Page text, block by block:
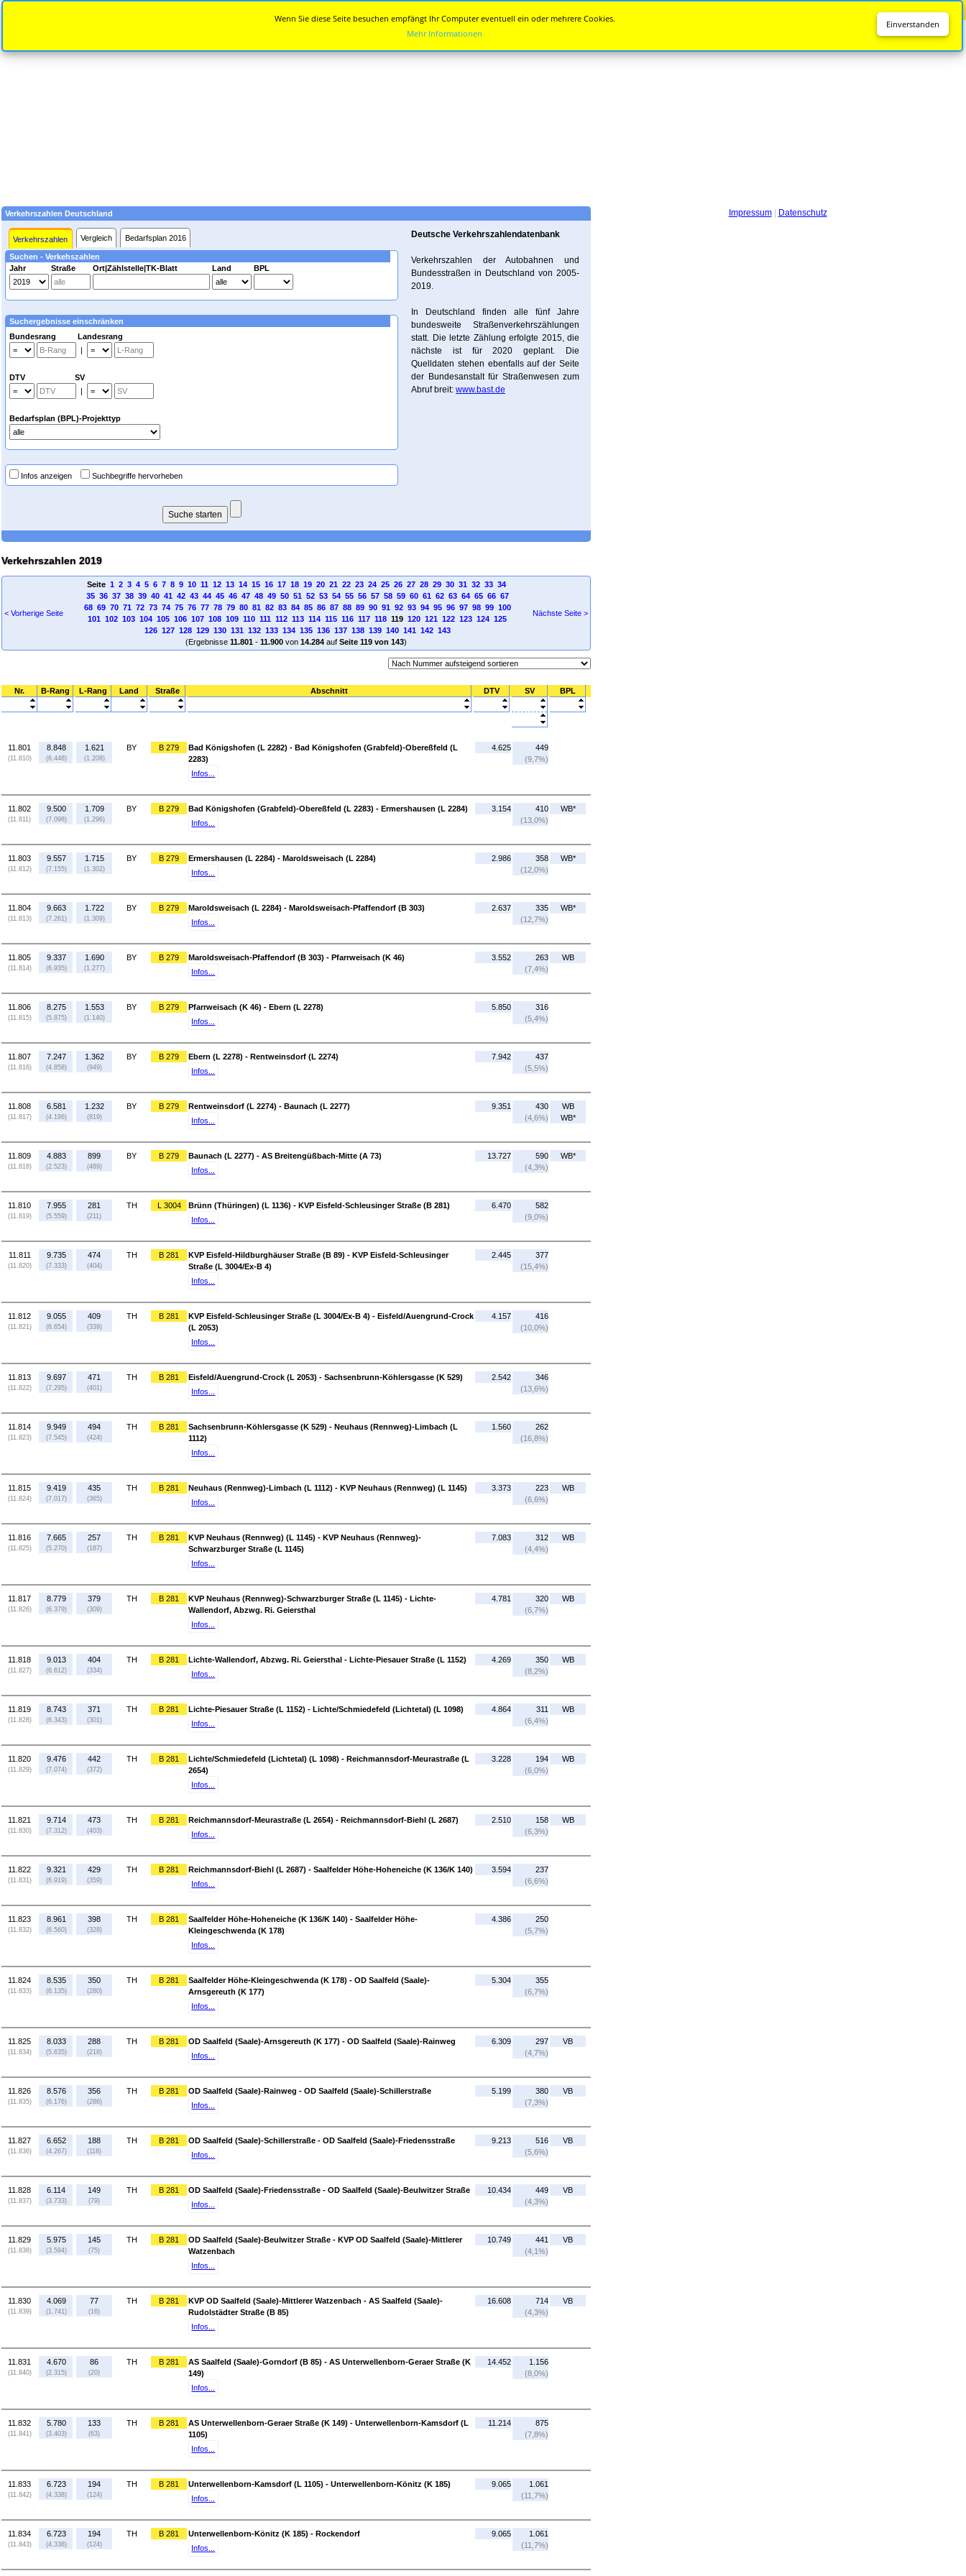
Verkehrszahlen Deutschland
Verkehrszahlen Vergleich Bedarfsplan 2016
Suchen - Verkehszahlen
Jahr
Straße Ort|Zählstelle|TK-Blatt Land BPL
Suchergebnisse einschränken
Bundesrang Landesrang
|
DTV SV
|
Bedarfsplan (BPL)-Projekttyp
Infos anzeigen Suchbegriffe hervorheben
Deutsche Verkehrszahlendatenbank
Verkehrszahlen der Autobahnen und
Bundesstraßen in Deutschland von 2005-
2019.
In Deutschland finden alle fünf Jahre
bundesweite Straßenverkehrszählungen
statt. Die letzte Zählung erfolgte 2015, die
nächste ist für 2020 geplant. Die
Quelldaten stehen ebenfalls auf der Seite
der Bundesanstalt für Straßenwesen zum
Abruf breit: www.bast.de
Verkehrszahlen 2019
< Vorherige Seite
Seite 1 2 3 4 5 6 7 8 9 10 11 12 13 14 15 16 17 18 19 20 21 22 23 24 25 26 27 28 29 30 31 32 33 34
35 36 37 38 39 40 41 42 43 44 45 46 47 48 49 50 51 52 53 54 55 56 57 58 59 60 61 62 63 64 65 66 67
68 69 70 71 72 73 74 75 76 77 78 79 80 81 82 83 84 85 86 87 88 89 90 91 92 93 94 95 96 97 98 99 100
101 102 103 104 105 106 107 108 109 110 111 112 113 114 115 116 117 118 119 120 121 122 123 124 125
126 127 128 129 130 131 132 133 134 135 136 137 138 139 140 141 142 143
(Ergebnisse 11.801 - 11.900 von 14.284 auf Seite 119 von 143)
Nächste Seite >
Nr. B-Rang L-Rang Land Straße Abschnitt DTV SV BPL
11.801
(11.810)
8.848
(6.448)
1.621
(1.208)
BY B 279
Bad Königshofen (L 2282) - Bad Königshofen (Grabfeld)-Obereßfeld (L
2283)
Infos...
4.625
449
(9,7%)
11.802
(11.811)
9.500
(7.098)
1.709
(1.296)
BY B 279
Bad Königshofen (Grabfeld)-Obereßfeld (L 2283) - Ermershausen (L 2284)
Infos...
3.154
410
(13,0%)
WB*
11.803
(11.812)
9.557
(7.155)
1.715
(1.302)
BY B 279
Ermershausen (L 2284) - Maroldsweisach (L 2284)
Infos...
2.986
358
(12,0%)
WB*
11.804
(11.813)
9.663
(7.261)
1.722
(1.309)
BY B 279
Maroldsweisach (L 2284) - Maroldsweisach-Pfaffendorf (B 303)
Infos...
2.637
335
(12,7%)
WB*
11.805
(11.814)
9.337
(6.935)
1.690
(1.277)
BY B 279
Maroldsweisach-Pfaffendorf (B 303) - Pfarrweisach (K 46)
Infos...
3.552
263
(7,4%)
WB
11.806
(11.815)
8.275
(5.875)
1.553
(1.140)
BY B 279
Pfarrweisach (K 46) - Ebern (L 2278)
Infos...
5.850
316
(5,4%)
11.807
(11.816)
7.247
(4.858)
1.362
(949)
BY B 279
Ebern (L 2278) - Rentweinsdorf (L 2274)
Infos...
7.942
437
(5,5%)
11.808
(11.817)
6.581
(4.196)
1.232
(819)
BY B 279
Rentweinsdorf (L 2274) - Baunach (L 2277)
Infos...
9.351
430
(4,6%)
WB
WB*
11.809
(11.818)
4.883
(2.523)
899
(489)
BY B 279
Baunach (L 2277) - AS Breitengüßbach-Mitte (A 73)
Infos...
13.727
590
(4,3%)
WB*
11.810
(11.819)
7.955
(5.559)
281
(211)
TH L 3004
Brünn (Thüringen) (L 1136) - KVP Eisfeld-Schleusinger Straße (B 281)
Infos...
6.470
582
(9,0%)
11.811
(11.820)
9.735
(7.333)
474
(404)
TH B 281
KVP Eisfeld-Hildburghäuser Straße (B 89) - KVP Eisfeld-Schleusinger
Straße (L 3004/Ex-B 4)
Infos...
2.445
377
(15,4%)
11.812
(11.821)
9.055
(6.654)
409
(339)
TH B 281
KVP Eisfeld-Schleusinger Straße (L 3004/Ex-B 4) - Eisfeld/Auengrund-Crock
(L 2053)
Infos...
4.157
416
(10,0%)
11.813
(11.822)
9.697
(7.295)
471
(401)
TH B 281
Eisfeld/Auengrund-Crock (L 2053) - Sachsenbrunn-Köhlersgasse (K 529)
Infos...
2.542
346
(13,6%)
11.814
(11.823)
9.949
(7.545)
494
(424)
TH B 281
Sachsenbrunn-Köhlersgasse (K 529) - Neuhaus (Rennweg)-Limbach (L
1112)
Infos...
1.560
262
(16,8%)
11.815
(11.824)
9.419
(7.017)
435
(365)
TH B 281
Neuhaus (Rennweg)-Limbach (L 1112) - KVP Neuhaus (Rennweg) (L 1145)
Infos...
3.373
223
(6,6%)
WB
11.816
(11.825)
7.665
(5.270)
257
(187)
TH B 281
KVP Neuhaus (Rennweg) (L 1145) - KVP Neuhaus (Rennweg)-
Schwarzburger Straße (L 1145)
Infos...
7.083
312
(4,4%)
WB
11.817
(11.826)
8.779
(6.379)
379
(309)
TH B 281
KVP Neuhaus (Rennweg)-Schwarzburger Straße (L 1145) - Lichte-
Wallendorf, Abzwg. Ri. Geiersthal
Infos...
4.781
320
(6,7%)
WB
11.818
(11.827)
9.013
(6.612)
404
(334)
TH B 281
Lichte-Wallendorf, Abzwg. Ri. Geiersthal - Lichte-Piesauer Straße (L 1152)
Infos...
4.269
350
(8,2%)
WB
11.819
(11.828)
8.743
(6.343)
371
(301)
TH B 281
Lichte-Piesauer Straße (L 1152) - Lichte/Schmiedefeld (Lichtetal) (L 1098)
Infos...
4.864
311
(6,4%)
WB
11.820
(11.829)
9.476
(7.074)
442
(372)
TH B 281
Lichte/Schmiedefeld (Lichtetal) (L 1098) - Reichmannsdorf-Meurastraße (L
2654)
Infos...
3.228
194
(6,0%)
WB
11.821
(11.830)
9.714
(7.312)
473
(403)
TH B 281
Reichmannsdorf-Meurastraße (L 2654) - Reichmannsdorf-Biehl (L 2687)
Infos...
2.510
158
(6,3%)
WB
11.822
(11.831)
9.321
(6.919)
429
(359)
TH B 281
Reichmannsdorf-Biehl (L 2687) - Saalfelder Höhe-Hoheneiche (K 136/K 140)
Infos...
3.594
237
(6,6%)
11.823
(11.832)
8.961
(6.560)
398
(328)
TH B 281
Saalfelder Höhe-Hoheneiche (K 136/K 140) - Saalfelder Höhe-
Kleingeschwenda (K 178)
Infos...
4.386
250
(5,7%)
11.824
(11.833)
8.535
(6.135)
350
(280)
TH B 281
Saalfelder Höhe-Kleingeschwenda (K 178) - OD Saalfeld (Saale)-
Arnsgereuth (K 177)
Infos...
5.304
355
(6,7%)
11.825
(11.834)
8.033
(5.635)
288
(218)
TH B 281
OD Saalfeld (Saale)-Arnsgereuth (K 177) - OD Saalfeld (Saale)-Rainweg
Infos...
6.309
297
(4,7%)
VB
11.826
(11.835)
8.576
(6.176)
356
(286)
TH B 281
OD Saalfeld (Saale)-Rainweg - OD Saalfeld (Saale)-Schillerstraße
Infos...
5.199
380
(7,3%)
VB
11.827
(11.836)
6.652
(4.267)
188
(118)
TH B 281
OD Saalfeld (Saale)-Schillerstraße - OD Saalfeld (Saale)-Friedensstraße
Infos...
9.213
516
(5,6%)
VB
11.828
(11.837)
6.114
(3.733)
149
(79)
TH B 281
OD Saalfeld (Saale)-Friedensstraße - OD Saalfeld (Saale)-Beulwitzer Straße
Infos...
10.434
449
(4,3%)
VB
11.829
(11.838)
5.975
(3.594)
145
(75)
TH B 281
OD Saalfeld (Saale)-Beulwitzer Straße - KVP OD Saalfeld (Saale)-Mittlerer
Watzenbach
Infos...
10.749
441
(4,1%)
VB
11.830
(11.839)
4.069
(1.741)
77
(16)
TH B 281
KVP OD Saalfeld (Saale)-Mittlerer Watzenbach - AS Saalfeld (Saale)-
Rudolstädter Straße (B 85)
Infos...
16.608
714
(4,3%)
VB
11.831
(11.840)
4.670
(2.315)
86
(20)
TH B 281
AS Saalfeld (Saale)-Gorndorf (B 85) - AS Unterwellenborn-Geraer Straße (K
149)
Infos...
14.452
1.156
(8,0%)
11.832
(11.841)
5.780
(3.403)
133
(63)
TH B 281
AS Unterwellenborn-Geraer Straße (K 149) - Unterwellenborn-Kamsdorf (L
1105)
Infos...
11.214
875
(7,8%)
11.833
(11.842)
6.723
(4.338)
194
(124)
TH B 281
Unterwellenborn-Kamsdorf (L 1105) - Unterwellenborn-Könitz (K 185)
Infos...
9.065
1.061
(11,7%)
11.834
(11.843)
6.723
(4.338)
194
(124)
TH B 281
Unterwellenborn-Könitz (K 185) - Rockendorf
Infos...
9.065
1.061
(11,7%)
Impressum| Datenschutz
Einverstanden
Wenn Sie diese Seite besuchen empfängt Ihr Computer eventuell ein oder mehrere Cookies.
Mehr Informationen